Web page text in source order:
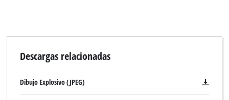
Descargas relacionadas
Dibujo Explosivo (JPEG)